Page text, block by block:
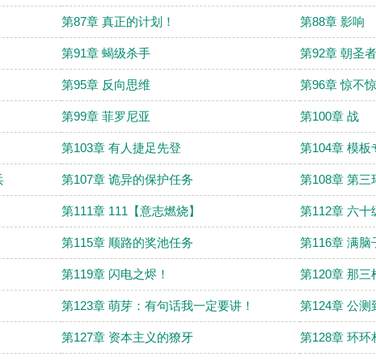
第87章 真正的计划！ 第88章 影响
第91章 蝎级杀手 第92章 朝圣者
第95章 反向思维 第96章 惊不
第99章 菲罗尼亚 第100章 战
第103章 有人捷足先登 第104章 模
第107章 诡异的保护任务 第108章 第三
第111章 111【意志燃烧】 第112章 六十
第115章 顺路的奖池任务 第116章 满脑
第119章 闪电之烬！ 第120章 那三
第123章 萌芽：有句话我一定要讲！ 第124章 公测
第127章 资本主义的獠牙 第128章 环环